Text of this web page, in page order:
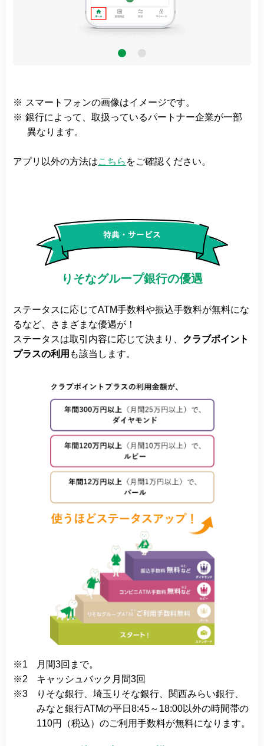
※ スマートフォンの画像はイメージです。
※ 銀行によって、取扱っているパートナー企業が一部
異なります。
アプリ以外の方法はこちら をご確認ください。
りそなグループ銀行の優遇
ステータスに応じてATM手数料や振込手数料が無料にな
るなど、さまざまな優遇が！
ステータスは取引内容に応じて決まり、 クラブポイント
プラスの利用 も該当します。
※1
月間3回まで。
※2
キャッシュバック月間3回
※3
りそな銀行、埼玉りそな銀行、関西みらい銀行、
みなと銀行ATMの平日8:45～18:00以外の時間帯の
110円（税込）のご利用手数料が無料になります。